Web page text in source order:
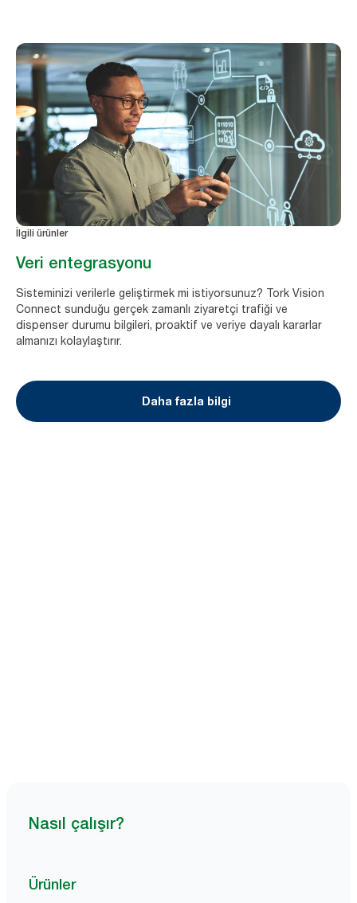
İlgili ürünler
Veri entegrasyonu
Sisteminizi verilerle geliştirmek mi istiyorsunuz? Tork Vision
Connect sunduğu gerçek zamanlı ziyaretçi trafiği ve
dispenser durumu bilgileri, proaktif ve veriye dayalı kararlar
almanızı kolaylaştırır.
Daha fazla bilgi
Nasıl çalışır?
Ürünler